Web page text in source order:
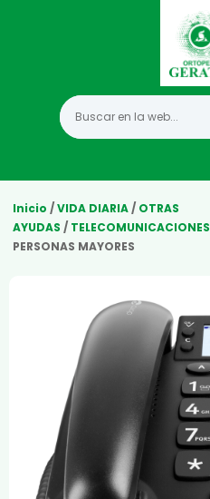
Movilidad
Hogar
Mastectomia
Compresión Médica
Fabricación a Medida
Inicio /VIDA DIARIA/ OTRAS
AYUDAS / TELECOMUNICACIONES
PERSONAS MAYORES